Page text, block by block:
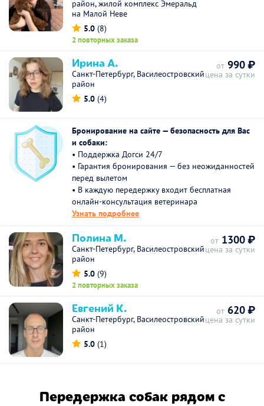
район, жилой комплекс Эмеральд
на Малой Неве
5.0 (8)
2 повторных заказа
Ирина А.
Санкт-Петербург, Василеостровский
район
5.0 (4)
от 990 ₽
цена за сутки
Бронирование на сайте — безопасность для Вас
и собаки:
• Поддержка Догси 24/7
• Гарантия бронирования — без неожиданностей
перед вылетом
• В каждую передержку входит бесплатная
онлайн-консультация ветеринара
Узнать подробнее
Полина М.
Санкт-Петербург, Василеостровский
район
5.0 (9)
2 повторных заказа
от 1300 ₽
цена за сутки
Евгений К.
Санкт-Петербург, Василеостровский
район
5.0 (1)
от 620 ₽
цена за сутки
Передержка собак рядом с